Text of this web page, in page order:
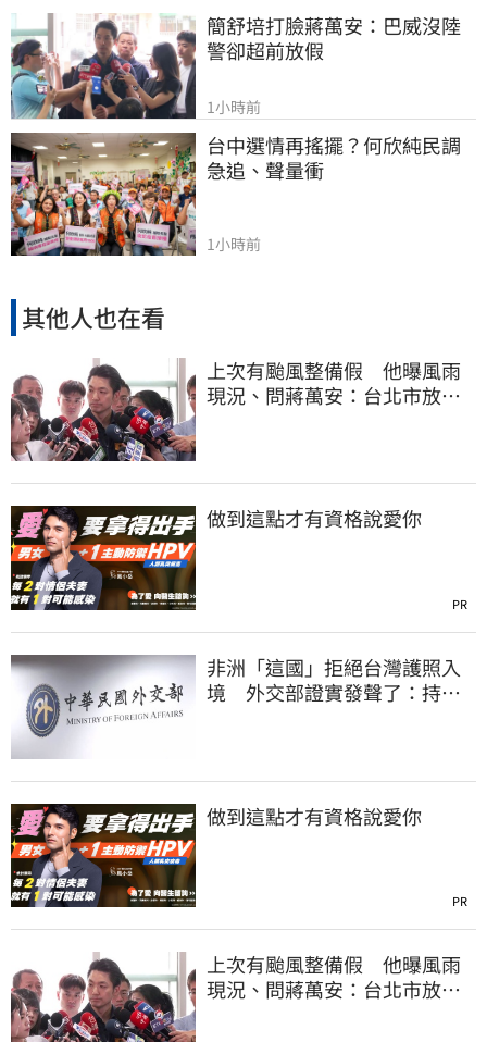
簡舒培打臉蔣萬安：巴威沒陸
警卻超前放假
1小時前
台中選情再搖擺？何欣純民調
急追、聲量衝
1小時前
其他人也在看
上次有颱風整備假 他曝風雨
現況、問蔣萬安：台北市放假
做到這點才有資格說愛你
PR
非洲「這國」拒絕台灣護照入
境 外交部證實發聲了：持續
做到這點才有資格說愛你
PR
上次有颱風整備假 他曝風雨
現況、問蔣萬安：台北市放假